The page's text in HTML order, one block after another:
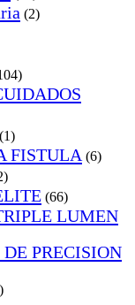
(2)
(1)
FISTULA (6)
(66)
LUMEN
PRECISION